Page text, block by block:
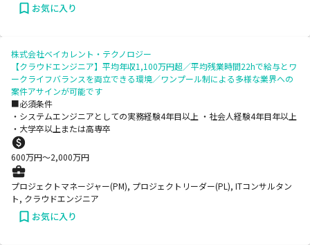
お気に入り
株式会社ベイカレント・テクノロジー
【クラウドエンジニア】平均年収1,100万円超／平均残業時間22hで給与とワ
ークライフバランスを両立できる環境／ワンプール制による多様な業界への
案件アサインが可能です
■必須条件
・システムエンジニアとしての実務経験4年目以上 ・社会人経験4年目年以上
・大学卒以上または高専卒
600万円〜2,000万円
プロジェクトマネージャー(PM), プロジェクトリーダー(PL), ITコンサルタン
ト, クラウドエンジニア
お気に入り